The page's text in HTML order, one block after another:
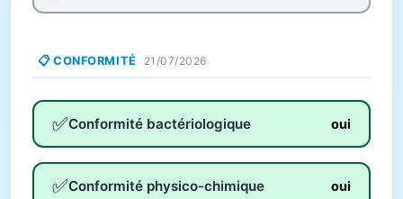
📋 CONFORMITÉ 21/07/2026
✅Conformité bactériologique oui
✅Conformité physico-chimique oui